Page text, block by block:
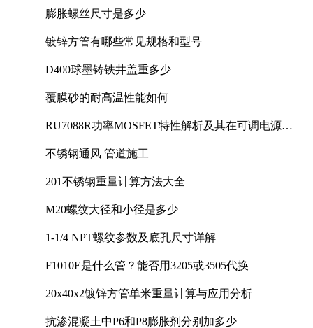
膨胀螺丝尺寸是多少
镀锌方管有哪些常见规格和型号
D400球墨铸铁井盖重多少
覆膜砂的耐高温性能如何
RU7088R功率MOSFET特性解析及其在可调电源设
不锈钢通风 管道施工
201不锈钢重量计算方法大全
M20螺纹大径和小径是多少
1-1/4 NPT螺纹参数及底孔尺寸详解
F1010E是什么管？能否用3205或3505代换
20x40x2镀锌方管单米重量计算与应用分析
抗渗混凝土中P6和P8膨胀剂分别加多少